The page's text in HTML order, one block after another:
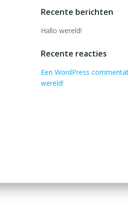
Recente berichten
Hallo wereld!
Recente reacties
Een WordPress
wereld!